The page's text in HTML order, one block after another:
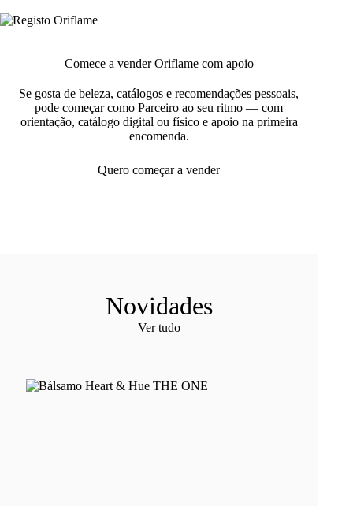
Comece a vender Oriflame com apoio
Se gosta de beleza, catálogos e recomendações pessoais,
pode começar como Parceiro ao seu ritmo — com
orientação, catálogo digital ou físico e apoio na primeira
encomenda.
Quero começar a vender
Novidades
Ver tudo